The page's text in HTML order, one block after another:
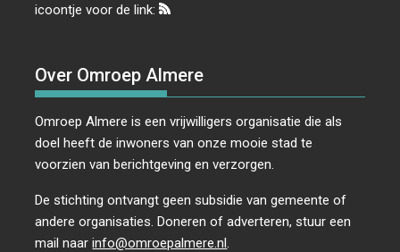
icoontje voor de link:
Over Omroep Almere
Omroep Almere is een vrijwilligers organisatie die als
doel heeft de inwoners van onze mooie stad te
voorzien van berichtgeving en verzorgen.
De stichting ontvangt geen subsidie van gemeente of
andere organisaties. Doneren of adverteren, stuur een
mail naarinfo@omroepalmere.nl.